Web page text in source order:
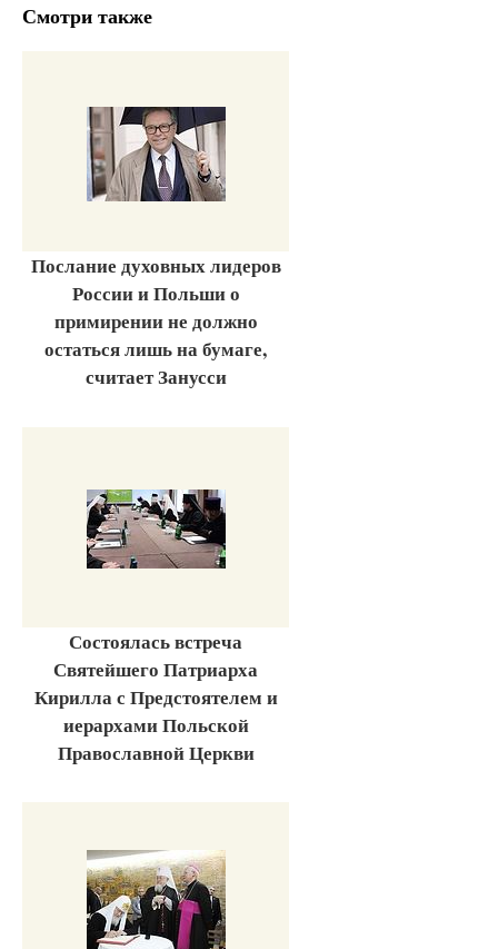
Смотри также
Послание духовных лидеров
России и Польши о
примирении не должно
остаться лишь на бумаге,
считает Занусси
Состоялась встреча
Святейшего Патриарха
Кирилла с Предстоятелем и
иерархами Польской
Православной Церкви